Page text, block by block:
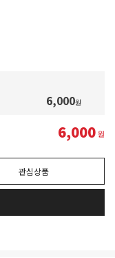
6,000원
6,000원
관심상품